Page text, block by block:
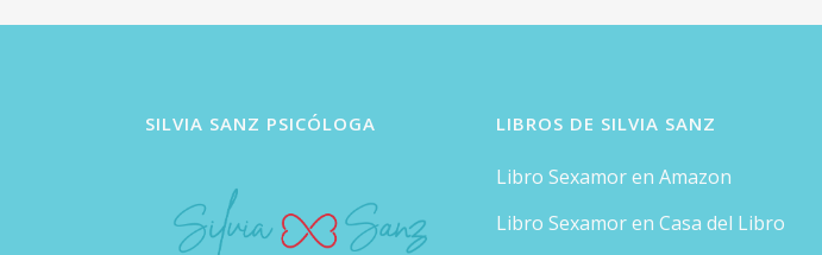
SILVIA SANZ PSICÓLOGA LIBROS DE SILVIA SANZ
Libro Sexamor en Amazon
Libro Sexamor en Casa del Libro